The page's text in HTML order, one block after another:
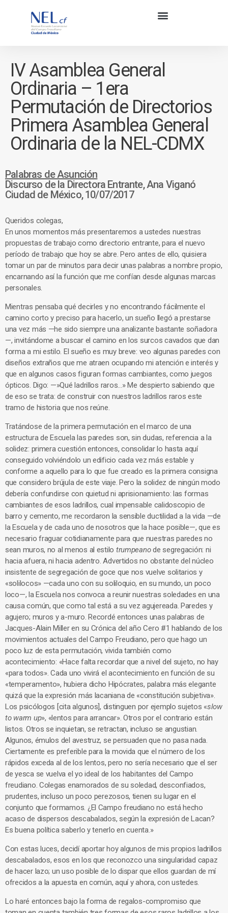
IV Asamblea General
Ordinaria – 1era
Permutación de Directorios
Primera Asamblea General
Ordinaria de la NEL-CDMX
Palabras de Asunción
Discurso de la Directora Entrante, Ana Viganó
Ciudad de México, 10/07/2017
Queridos colegas,
En unos momentos más presentaremos a ustedes nuestras
propuestas de trabajo como directorio entrante, para el nuevo
período de trabajo que hoy se abre. Pero antes de ello, quisiera
tomar un par de minutos para decir unas palabras a nombre propio,
encarnando así la función que me confían desde algunas marcas
personales.
Mientras pensaba qué decirles y no encontrando fácilmente el
camino corto y preciso para hacerlo, un sueño llegó a prestarse
una vez más —he sido siempre una analizante bastante soñadora
—, invitándome a buscar el camino en los surcos cavados que dan
forma a mi estilo. El sueño es muy breve: veo algunas paredes con
diseños extraños que me atraen ocupando mi atención e interés y
que en algunos casos figuran formas cambiantes, como juegos
ópticos. Digo: —»Qué ladrillos raros…» Me despierto sabiendo que
de eso se trata: de construir con nuestros ladrillos raros este
tramo de historia que nos reúne.
Tratándose de la primera permutación en el marco de una
estructura de Escuela las paredes son, sin dudas, referencia a la
solidez: primera cuestión entonces, consolidar lo hasta aquí
conseguido volviéndolo un edificio cada vez más estable y
conforme a aquello para lo que fue creado es la primera consigna
que considero brújula de este viaje. Pero la solidez de ningún modo
debería confundirse con quietud ni aprisionamiento: las formas
cambiantes de esos ladrillos, cual impensable calidoscopio de
barro y cemento, me recordaron la sensible ductilidad a la vida —de
la Escuela y de cada uno de nosotros que la hace posible—, que es
necesario fraguar cotidianamente para que nuestras paredes no
sean muros, no al menos al estilo trumpeanode segregación: ni
hacia afuera, ni hacia adentro. Advertidos no obstante del núcleo
insistente de segregación de goce que nos vuelve solitarios y
«solilocos» —cada uno con su soliloquio, en su mundo, un poco
loco—, la Escuela nos convoca a reunir nuestras soledades en una
causa común, que como tal está a su vez agujereada. Paredes y
agujero; muros y a-muro. Recordé entonces unas palabras de
Jacques-Alain Miller en su Crónica del año Cero #1 hablando de los
movimientos actuales del Campo Freudiano, pero que hago un
poco luz de esta permutación, vivida también como
acontecimiento: «Hace falta recordar que a nivel del sujeto, no hay
«para todos». Cada uno vivirá el acontecimiento en función de su
«temperamento», hubiera dicho Hipócrates, palabra más elegante
quizá que la expresión más lacaniana de «constitución subjetiva».
Los psicólogos [cita algunos], distinguen por ejemplo sujetos «slow
to warm up», «lentos para arrancar». Otros por el contrario están
listos. Otros se inquietan, se retractan, incluso se angustian.
Algunos, émulos del avestruz, se persuaden que no pasa nada.
Ciertamente es preferible para la movida que el número de los
rápidos exceda al de los lentos, pero no sería necesario que el ser
de yesca se vuelva el yo ideal de los habitantes del Campo
freudiano. Colegas enamorados de su soledad, desconfiados,
prudentes, incluso un poco perezosos, tienen su lugar en el
conjunto que formamos. ¿El Campo freudiano no está hecho
acaso de dispersos descabalados, según la expresión de Lacan?
Es buena política saberlo y tenerlo en cuenta.»
Con estas luces, decidí aportar hoy algunos de mis propios ladrillos
descabalados, esos en los que reconozco una singularidad capaz
de hacer lazo; un uso posible de lo dispar que ellos guardan de mí
ofrecidos a la apuesta en común, aquí y ahora, con ustedes.
Lo haré entonces bajo la forma de regalos-compromiso que